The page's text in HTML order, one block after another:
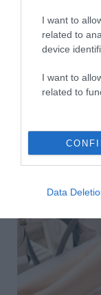
I want to
related to
device
I want to
related to
Data
2026-08-07.